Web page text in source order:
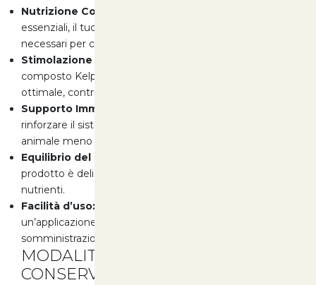
Nutrizione Completa:
essenziali, il tuo animale riceverà tutti i nutrienti
necessari per crescere sano e forte.
Stimolazione della Crescita:
composto Kelp favoriscono la crescita e lo sviluppo
ottimale, contribuendo a un pelo lucido e sano.
Supporto Immunitario:
rinforzare il sistema immunitario, rendendo il tuo
animale meno suscettibile a malattie.
Equilibrio del pH:
prodotto è delicato e ottimale per l’assorbimento dei
nutrienti.
Facilità d’uso:
un’applicazione semplice e diretta, rendendo la
somministrazione un gioco da ragazzi.
MODALITÀ D’USO E
CONSERVAZIONE